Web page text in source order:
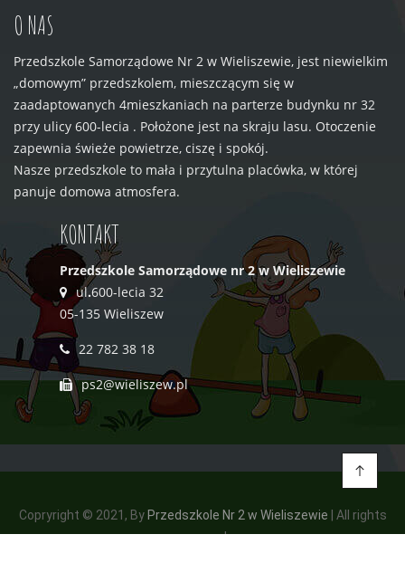
O NAS
Przedszkole Samorządowe Nr 2 w Wieliszewie, jest niewielkim
„domowym” przedszkolem, mieszczącym się w
zaadaptowanych 4mieszkaniach na parterze budynku nr 32
przy ulicy 600-lecia . Położone jest na skraju lasu. Otoczenie
zapewnia świeże powietrze, ciszę i spokój.
Nasze przedszkole to mała i przytulna placówka, w której
panuje domowa atmosfera.
KONTAKT
Przedszkole Samorządowe nr 2 w Wieliszewie
ul.600-lecia 32
05-135 Wieliszew
22 782 38 18
ps2@wieliszew.pl
Copryright © 2021, By Przedszkole Nr 2 w Wieliszewie | All rights
reserved.